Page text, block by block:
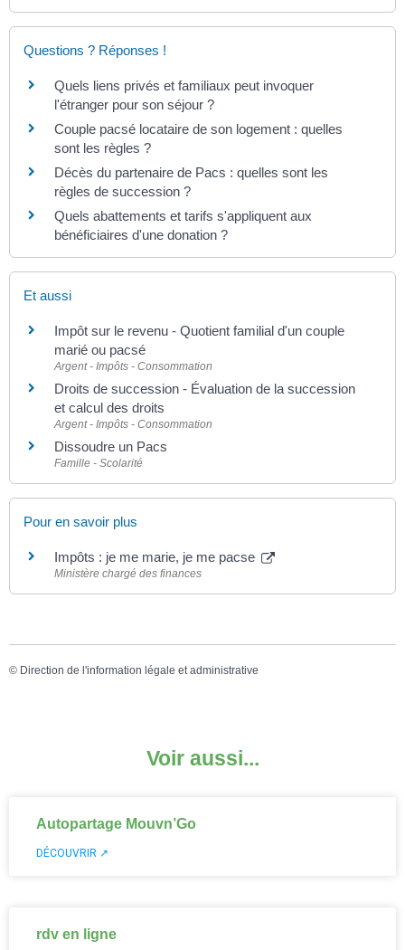
Questions ? Réponses !
Quels liens privés et familiaux peut invoquer
l'étranger pour son séjour ?
Couple pacsé locataire de son logement : quelles
sont les règles ?
Décès du partenaire de Pacs : quelles sont les
règles de succession ?
Quels abattements et tarifs s'appliquent aux
bénéficiaires d'une donation ?
Et aussi
Impôt sur le revenu - Quotient familial d'un couple
marié ou pacsé
Argent - Impôts - Consommation
Droits de succession - Évaluation de la succession
et calcul des droits
Argent - Impôts - Consommation
Dissoudre un Pacs
Famille - Scolarité
Pour en savoir plus
Impôts : je me marie, je me pacse
Ministère chargé des finances
© Direction de l'information légale et administrative
Voir aussi...
Autopartage Mouvn’Go
DÉCOUVRIR ↗
rdv en ligne